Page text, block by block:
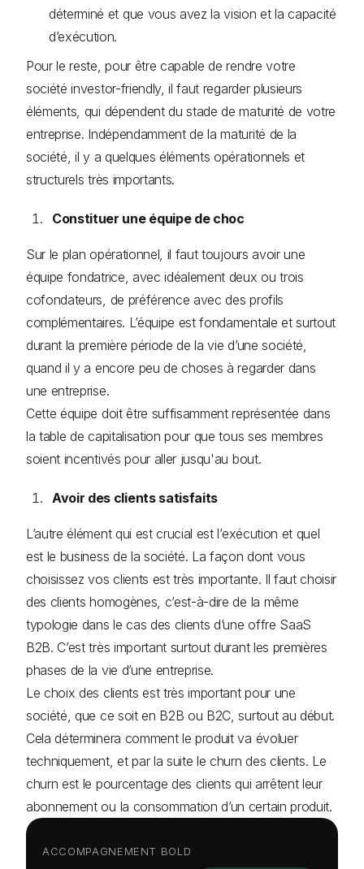
déterminé et que vous avez la vision et la capacité
d’exécution.
Pour le reste, pour être capable de rendre votre
société investor-friendly, il faut regarder plusieurs
éléments, qui dépendent du stade de maturité de votre
entreprise. Indépendamment de la maturité de la
société, il y a quelques éléments opérationnels et
structurels très importants.
Constituer une équipe de choc
Sur le plan opérationnel, il faut toujours avoir une
équipe fondatrice, avec idéalement deux ou trois
cofondateurs, de préférence avec des profils
complémentaires. L’équipe est fondamentale et surtout
durant la première période de la vie d’une société,
quand il y a encore peu de choses à regarder dans
une entreprise.
Cette équipe doit être suffisamment représentée dans
la table de capitalisation pour que tous ses membres
soient incentivés pour aller jusqu'au bout.
Avoir des clients satisfaits
L’autre élément qui est crucial est l’exécution et quel
est le business de la société. La façon dont vous
choisissez vos clients est très importante. Il faut choisir
des clients homogènes, c’est-à-dire de la même
typologie dans le cas des clients d’une offre SaaS
B2B. C’est très important surtout durant les premières
phases de la vie d’une entreprise.
Le choix des clients est très important pour une
société, que ce soit en B2B ou B2C, surtout au début.
Cela déterminera comment le produit va évoluer
techniquement, et par la suite le churn des clients. Le
churn est le pourcentage des clients qui arrêtent leur
abonnement ou la consommation d’un certain produit.
ACCOMPAGNEMENT BOLD